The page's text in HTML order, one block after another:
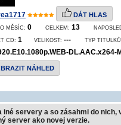
DÁT HLAS
MĚSÍC: 0 CELKEM: 13
CD: 1 VELIKOST: --- TYP
DL.AAC.x264-
NÁHLED
servery a so zásahmi do
server ako novej verzie.